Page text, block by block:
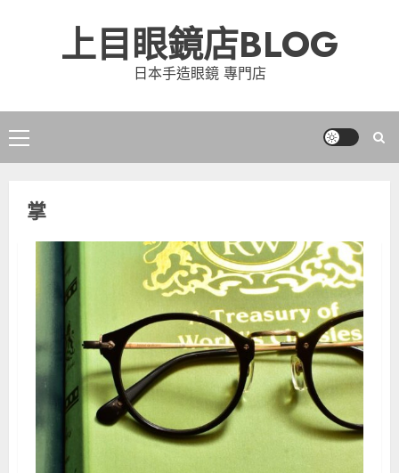
上目眼鏡店BLOG
日本手造眼鏡 專門店
Primary
Menu
掌